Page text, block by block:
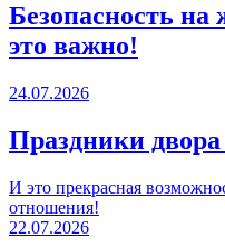
Безопасность на
это важно!
24.07.2026
Праздники
И это прекрасная
отношения!
22.07.2026